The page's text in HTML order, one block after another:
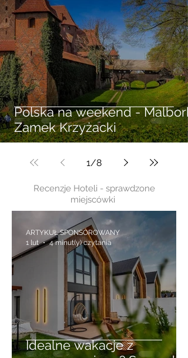
Polska na weekend - Malbork
Zamek Krzyżacki
1/8
Recenzje Hoteli - sprawdzone
miejscówki
Idealne wakacje z
ARTYKUŁ SPONSOROWANY
1 lut
4 minut(y) czytania